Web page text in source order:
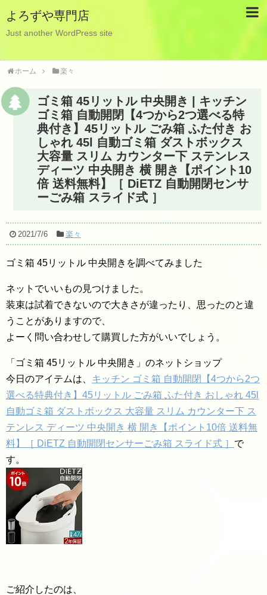
よろずや専門店
Just another WordPress site
ホーム 楽々
ゴミ箱 45リットル 中央開き | キッチン
ゴミ箱 自動開閉【4つから2つ選べる特
典付き】45リットル ごみ箱 ふた付き お
しゃれ 45l 自動ゴミ箱 ダストボックス
大容量 スリム カウンター下 ステンレス
ディーツ 中央開き 横 開き【ポイント10
倍 送料無料】［ DiETZ 自動開閉センサ
ーごみ箱 スライド式 ］
2021/7/6 楽々
ゴミ箱 45リットル 中央開きを調べてみました
ネットでいいもの見つけました。
装束は試着できないので大きさが違ったり、思ったのと違
うことがありますので、
よーく問い合わせして購買した方がいいでしょう。
「ゴミ箱 45リットル 中央開き」のネットショップ
今日のアイテムは、 キッチン ゴミ箱 自動開閉【4つから2つ
選べる特典付き】45リットル ごみ箱 ふた付き おしゃれ 45l
自動ゴミ箱 ダストボックス 大容量 スリム カウンター下 ス
テンレス ディーツ 中央開き 横 開き【ポイント10倍 送料無
料】［ DiETZ 自動開閉センサーごみ箱 スライド式 ］ で
す。
ご紹介したのは、